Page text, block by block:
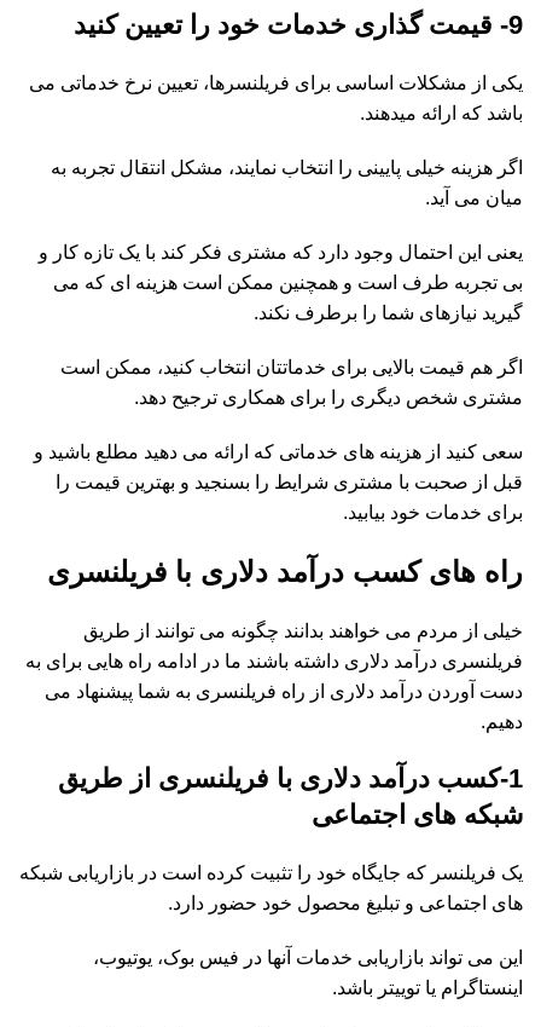
9- قیمت گذاری خدمات خود را تعیین کنید
یکی از مشکلات اساسی برای فریلنسرها، تعیین نرخ خدماتی می
باشد که ارائه می­دهند.
اگر هزینه خیلی پایینی را انتخاب نمایند، مشکل انتقال تجربه به
میان می آید.
یعنی این احتمال وجود دارد که مشتری فکر کند با یک تازه کار و
بی تجربه طرف است و همچنین ممکن است هزینه ای که می
گیرید نیازهای شما را برطرف نکند.
اگر هم قیمت بالایی برای خدماتتان انتخاب کنید، ممکن است
مشتری شخص دیگری را برای همکاری ترجیح دهد.
سعی کنید از هزینه های خدماتی که ارائه می دهید مطلع باشید و
قبل از صحبت با مشتری شرایط را بسنجید و بهترین قیمت را
برای خدمات خود بیابید.
راه های کسب درآمد دلاری با فریلنسری
خیلی از مردم می خواهند بدانند چگونه می توانند از طریق
فریلنسری درآمد دلاری داشته باشند ما در ادامه راه هایی برای به
دست آوردن درآمد دلاری از راه فریلنسری به شما پیشنهاد می
دهیم.
1- کسب درآمد دلاری با فریلنسری از طریق
شبکه های اجتماعی
یک فریلنسر که جایگاه خود را تثبیت کرده است در بازاریابی شبکه
های اجتماعی و تبلیغ محصول خود حضور دارد.
این می تواند بازاریابی خدمات آنها در فیس بوک، یوتیوب،
اینستاگرام یا توییتر باشد.